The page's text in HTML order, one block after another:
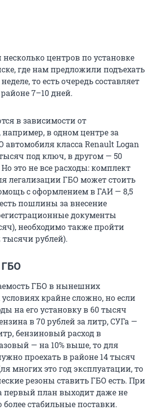
центров по установке
где нам предложили подъехать
то есть очередь составляет
7–10 дней.
в зависимости от
например, в одном центре за
автомобиля класса Renault Logan
под ключ, в другом — 50
это не все расходы: комплект
легализации ГБО может стоить
с оформлением в ГАИ — 8,5
пошлины за внесение
документы
необходимо также пройти
тысячи рублей).
ГБО
ГБО в нынешних
крайне сложно, но если
на его установку в 60 тысяч
в 70 рублей за литр, СУГа —
бензиновый расход в
— на 10% выше, то для
проехать в районе 14 тысяч
многих это год эксплуатации, то
резоны ставить ГБО есть. При
первый план выходит даже не
более стабильные поставки.